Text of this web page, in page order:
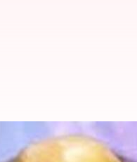
ఆరోగ్యంపై